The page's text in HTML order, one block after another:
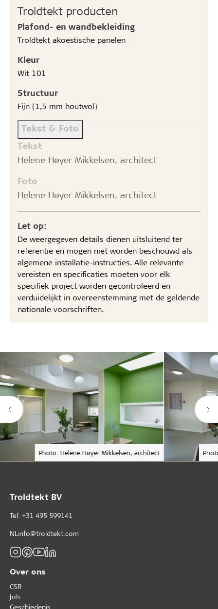
Troldtekt producten
Plafond- en wandbekleiding
Troldtekt akoestische panelen
Kleur
Wit 101
Structuur
Fijn (1,5 mm houtwol)
Tekst & Foto
Tekst
Helene Høyer Mikkelsen, architect
Foto
Helene Høyer Mikkelsen, architect
Let op:
De weergegeven details dienen uitsluitend ter
referentie en mogen niet worden beschouwd als
algemene installatie-instructies. Alle relevante
vereisten en specificaties moeten voor elk
specifiek project worden gecontroleerd en
verduidelijkt in overeenstemming met de geldende
nationale voorschriften.
Photo: Helene Høyer Mikkelsen, architect
Troldtekt BV
Tel: +31 495 599141
NLinfo@troldtekt.com
Over ons
CSR
Job
Geschiedenis